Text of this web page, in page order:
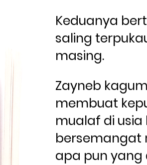
Keduanya
saling
masing.
Zayneb
membuat
mualaf di usia
bersemangat
apa pun yang